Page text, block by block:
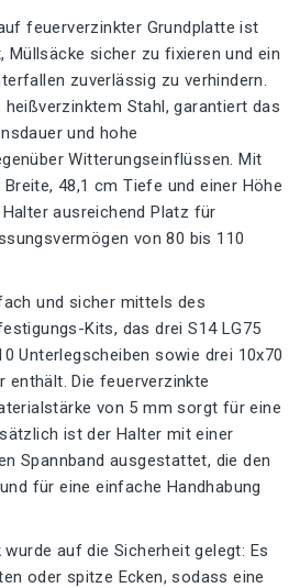
feuerverzinkter Grundplatte ist
Müllsäcke sicher zu fixieren und ein
zuverlässig zu verhindern.
Stahl, garantiert das
und hohe
Witterungseinflüssen. Mit
48,1 cm Tiefe und einer Höhe
ausreichend Platz für
von 80 bis 110
und sicher mittels des
Kits, das drei S14 LG75
Unterlegscheiben sowie drei 10x70
enthält. Die feuerverzinkte
von 5 mm sorgt für eine
ist der Halter mit einer
Spannband ausgestattet, die den
für eine einfache Handhabung
auf die Sicherheit gelegt: Es
oder spitze Ecken, sodass eine